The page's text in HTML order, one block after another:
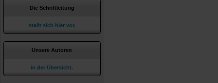
Die Schriftleitung
stellt sich hier vor.
Unsere Autoren
in der Übersicht.